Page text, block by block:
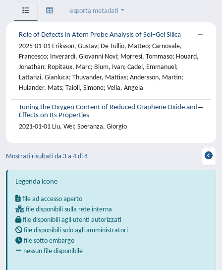
esporta metadati
Role of Defects in Atom Probe Analysis of Sol−Gel Silica
2025-01-01 Eriksson, Gustav; De Tullio, Matteo; Carnovale,
Francesco; Inverardi, Giovanni Novi; Morresi, Tommaso; Houard,
Jonathan; Ropitaux, Marc; Blum, Ivan; Cadel, Emmanuel;
Lattanzi, Gianluca; Thuvander, Mattias; Andersson, Martin;
Hulander, Mats; Taioli, Simone; Vella, Angela
Tuning the Oxygen Content of Reduced Graphene Oxide and
Effects on Its Properties
2021-01-01 Liu, Wei; Speranza, Giorgio
Mostrati risultati da 3 a 4 di 4
Legenda icone
file ad accesso aperto
file disponibili sulla rete interna
file disponibili agli utenti autorizzati
file disponibili solo agli amministratori
file sotto embargo
nessun file disponibile